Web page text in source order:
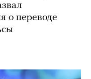
о переводе